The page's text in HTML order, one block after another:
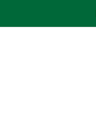
contenido